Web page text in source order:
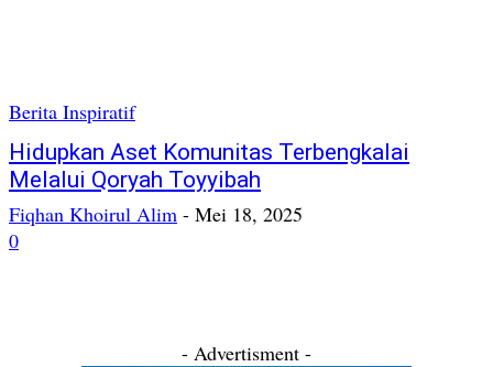
Berita Inspiratif
Hidupkan Aset Komunitas Terbengkalai
Melalui Qoryah Toyyibah
Fiqhan Khoirul Alim - Mei 18, 2025
0
- Advertisment -